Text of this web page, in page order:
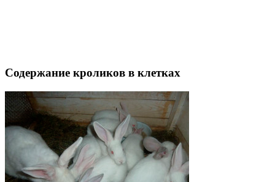
Содержание кроликов в клетках